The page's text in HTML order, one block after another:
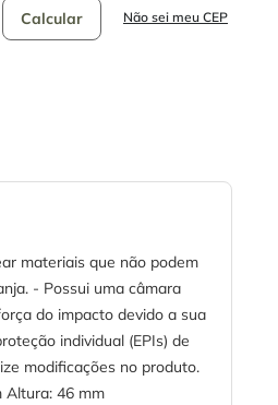
Não sei meu CEP
materiais que não podem
- Possui uma câmara
do impacto devido a sua
individual (EPIs) de
modificações no produto.
Altura: 46 mm